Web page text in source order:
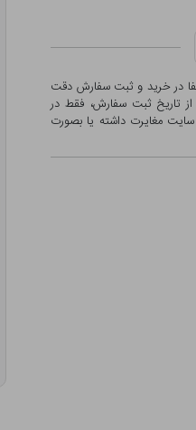
در خرید و ثبت سفارش دقت
تاریخ ثبت سفارش، فقط در
مغایرت داشته یا بصورت